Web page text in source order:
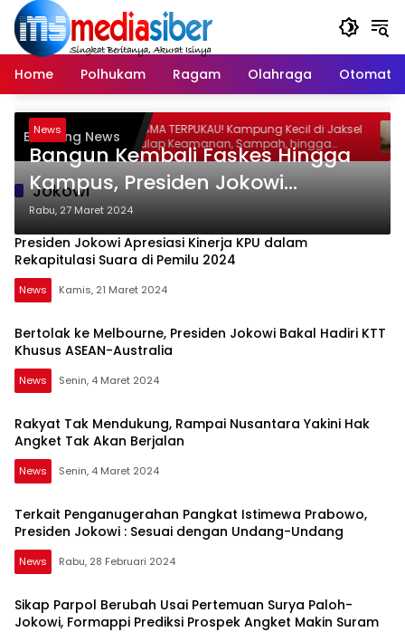
Langsung
konten
Home
Polhukam Ragam Olahraga Otomatif
Breaking NewsRISMA TERPUKAU! Kampung Kecil di Jaksel
Sulap Keamanan, Sampah, hingga
Ketahanan Pangan Jadi Satu Sistem
Jokowi
News
Bangun Kembali Faskes Hingga
Kampus, Presiden Jokowi
Resmikan Rehabilitasi dan
Rekonstruksi Bangunan
Pascabencana di Palu
Rabu, 27 Maret 2024
Presiden Jokowi Apresiasi Kinerja KPU dalam
Rekapitulasi Suara di Pemilu 2024
News Kamis, 21 Maret 2024
Bertolak ke Melbourne, Presiden Jokowi Bakal Hadiri KTT
Khusus ASEAN-Australia
News Senin, 4 Maret 2024
Rakyat Tak Mendukung, Rampai Nusantara Yakini Hak
Angket Tak Akan Berjalan
News Senin, 4 Maret 2024
Terkait Penganugerahan Pangkat Istimewa Prabowo,
Presiden Jokowi : Sesuai dengan Undang-Undang
News Rabu, 28 Februari 2024
Sikap Parpol Berubah Usai Pertemuan Surya Paloh-
Jokowi, Formappi Prediksi Prospek Angket Makin Suram